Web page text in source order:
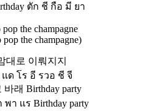
ตัก ชี กือ มี ยา
the champagne
the champagne)
대로 이뤄지지
ด โร อี รวอ ชี จี
바래 Birthday party
า แร Birthday party